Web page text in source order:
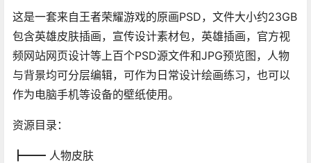
这是一套来自王者荣耀游戏的原画PSD，文件大小约23GB
包含英雄皮肤插画，宣传设计素材包，英雄插画，官方视
频网站网页设计等上百个PSD源文件和JPG预览图，人物
与背景均可分层编辑，可作为日常设计绘画练习，也可以
作为电脑手机等设备的壁纸使用。
资源目录：
┣━━ 人物皮肤